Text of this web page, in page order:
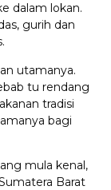
dalam lokan.
gurih dan
utamanya.
tu rendang
tradisi
bagi
mula kenal,
Barat